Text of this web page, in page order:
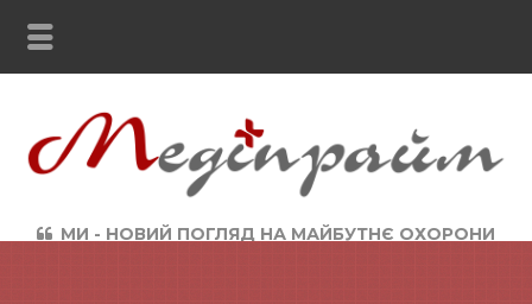
МИ - НОВИЙ ПОГЛЯД НА МАЙБУТНЄ ОХОРОНИ